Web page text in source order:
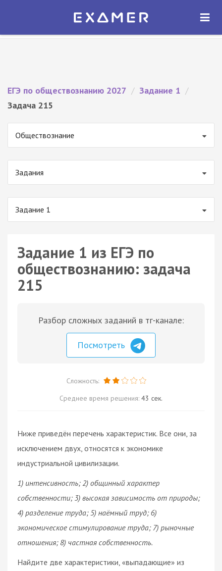
Экзамер — ЕГЭ 2027
ОТКРЫТЬ
ЕГЭ по обществознанию 2027 / Задание 1 /
Задача 215
Обществознание
Задания
Задание 1
Задание 1 из ЕГЭ по
обществознанию: задача
215
Разбор сложных заданий в тг-канале:
Посмотреть
Сложность:
Среднее время решения: 43 сек.
Ниже приведён перечень характеристик. Все они, за
исключением двух, относятся к экономике
индустриальной цивилизации.
1) интенсивность; 2) общинный характер
собственности; 3) высокая зависимость от природы;
4) разделение труда; 5) наёмный труд; 6)
экономическое стимулирование труда; 7) рыночные
отношения; 8) частная собственность.
Найдите две характеристики, «выпадающие» из